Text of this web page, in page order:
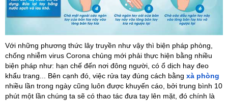
Với những phương thức lây truyền như vậy thì biện pháp phòng,
chống nhiễm virus Corona chủng mới phải thực hiện bằng nhiều
biện pháp như: hạn chế đến nơi đông người, có ổ dịch hay đeo
khẩu trang... Bên cạnh đó, việc rửa tay đúng cách bằng xà phòng
nhiều lần trong ngày cũng luôn được khuyến cáo, bởi trung bình 10
phút một lần chúng ta sẽ có thao tác đưa tay lên mặt, đó chính là